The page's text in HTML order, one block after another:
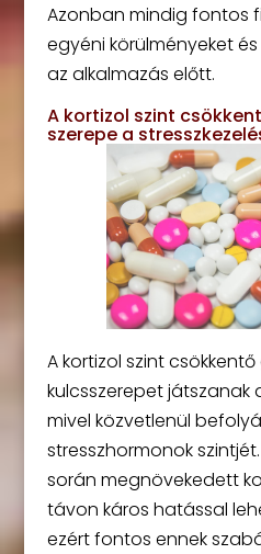
Azonban mindig fontos
egyéni körülményeket
az alkalmazás előtt.
A kortizol szint
szerepe a
A kortizol szint
kulcsszerepet játszanak
mivel közvetlenül
stresszhormonok
során megnövekedett
távon káros hatással
ezért fontos ennek